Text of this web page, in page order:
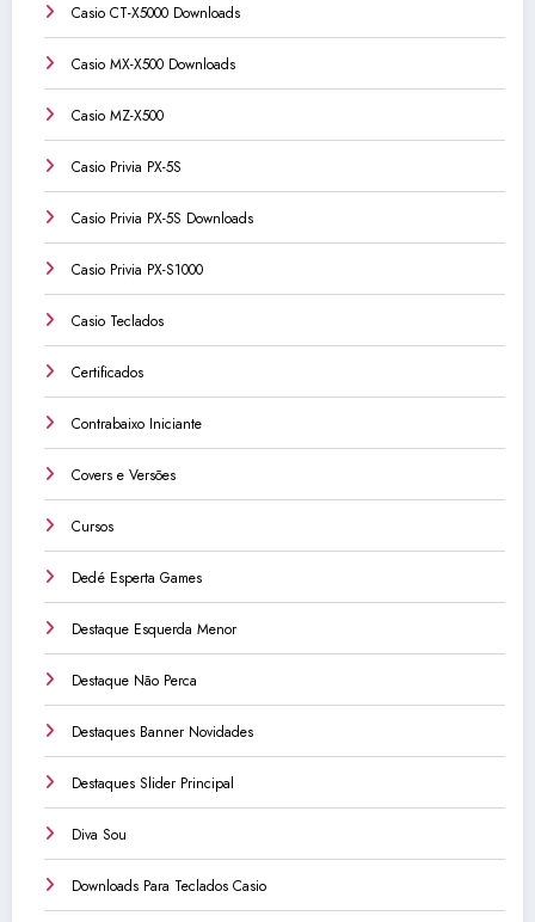
Casio CT-X5000 Downloads
Casio MX-X500 Downloads
Casio MZ-X500
Casio Privia PX-5S
Casio Privia PX-5S Downloads
Casio Privia PX-S1000
Casio Teclados
Certificados
Contrabaixo Iniciante
Covers e Versões
Cursos
Dedé Esperta Games
Destaque Esquerda Menor
Destaque Não Perca
Destaques Banner Novidades
Destaques Slider Principal
Diva Sou
Downloads Para Teclados Casio